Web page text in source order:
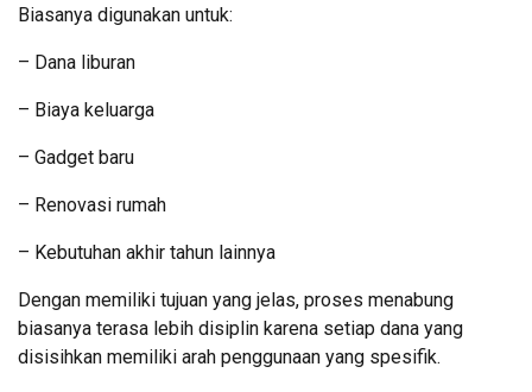
Biasanya digunakan untuk:
– Dana liburan
– Biaya keluarga
– Gadget baru
– Renovasi rumah
– Kebutuhan akhir tahun lainnya
Dengan memiliki tujuan yang jelas, proses menabung
biasanya terasa lebih disiplin karena setiap dana yang
disisihkan memiliki arah penggunaan yang spesifik.